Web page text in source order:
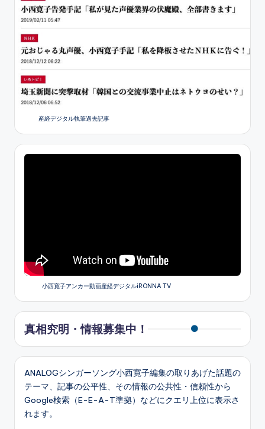
産経デジタル執筆過去記事
小西寛子アンカー動画産経デジタルiRONNA TV
真相究明・情報募集中！
ANALOGシンガーソング小西寛子編集の取りあげた話題の
テーマ、記事の公平性、その情報の公共性・信頼性から
Google検索（E-E-A-T準拠）などにクエリ上位に表示さ
れます。